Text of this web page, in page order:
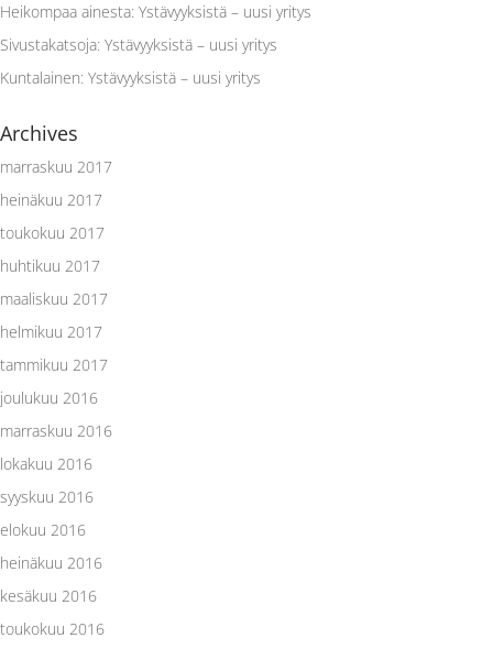
Heikompaa ainesta: Ystävyyksistä – uusi yritys
Sivustakatsoja: Ystävyyksistä – uusi yritys
Kuntalainen: Ystävyyksistä – uusi yritys
Archives
marraskuu 2017
heinäkuu 2017
toukokuu 2017
huhtikuu 2017
maaliskuu 2017
helmikuu 2017
tammikuu 2017
joulukuu 2016
marraskuu 2016
lokakuu 2016
syyskuu 2016
elokuu 2016
heinäkuu 2016
kesäkuu 2016
toukokuu 2016